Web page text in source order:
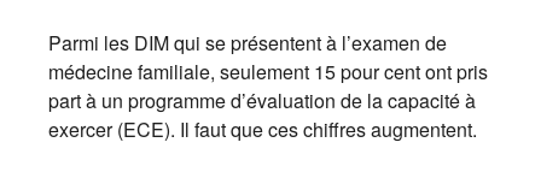
Parmi les DIM qui se présentent à l’examen de
médecine familiale, seulement 15 pour cent ont pris
part à un programme d’évaluation de la capacité à
exercer (ECE). Il faut que ces chiffres augmentent.